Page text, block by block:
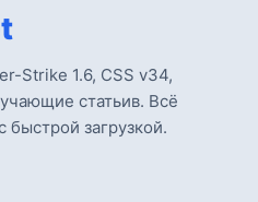
Strike 1.6, CSS v34,
статьив. Всё
быстрой загрузкой.